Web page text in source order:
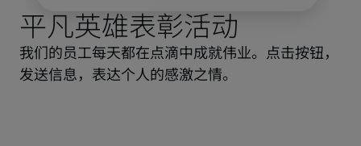
平凡英雄表彰活动
我们的员工每天都在点滴中成就伟业。点击按钮，
发送信息，表达个人的感激之情。